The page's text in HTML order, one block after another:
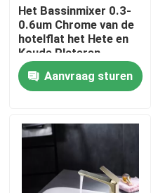
Kwaliteitscontrole
Neem contact met ons op
Gevallen
RVS wastafelkraan
Het Bassinmixer 0.3-
0.6um Chrome van de
hotelflat het Hete en
Koude Plateren
Aanvraag sturen